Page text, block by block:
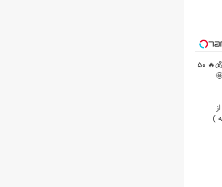
جشنواره فوق‌العاده ورسلند💰🔥 50